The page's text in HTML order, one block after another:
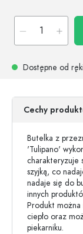
Dostępne od
Cechy
Butelka z
'Tulipano'
charakteryzuje
szyjką, co
nadaje się do
innych
Produkt
ciepło oraz
piekarniku.